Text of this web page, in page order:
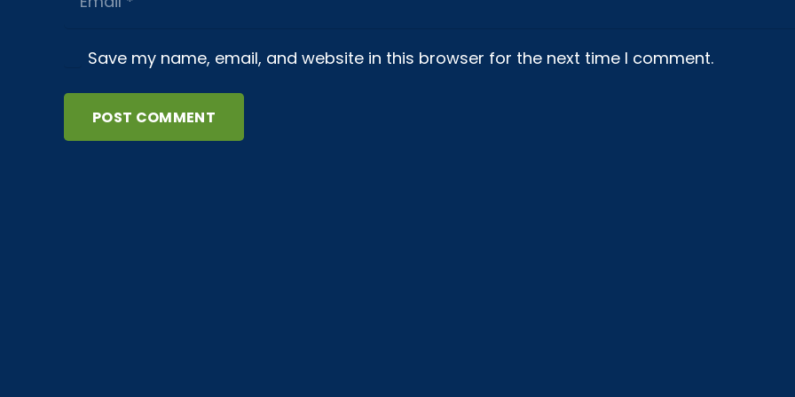
Save my name, email, and website in this browser for the next time I comment.
POST COMMENT
About us